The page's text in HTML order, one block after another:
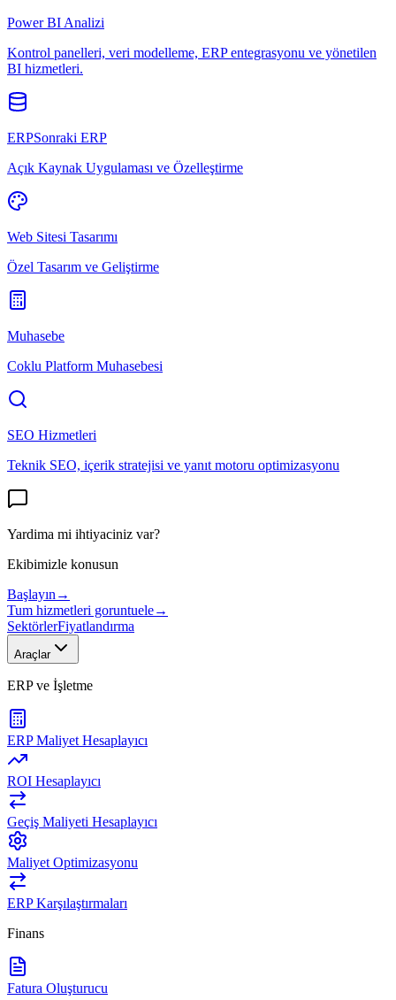
Power BI Analizi
Kontrol panelleri, veri modelleme, ERP entegrasyonu ve yönetilen
BI hizmetleri.
ERPSonraki ERP
Açık Kaynak Uygulaması ve Özelleştirme
Web Sitesi Tasarımı
Özel Tasarım ve Geliştirme
Muhasebe
Coklu Platform Muhasebesi
SEO Hizmetleri
Teknik SEO, içerik stratejisi ve yanıt motoru optimizasyonu
Yardima mi ihtiyaciniz var?
Ekibimizle konusun
Başlayın →
Tum hizmetleri goruntuele→
SektörlerFiyatlandırma
Araçlar
ERP ve İşletme
ERP Maliyet Hesaplayıcı
ROI Hesaplayıcı
Geçiş Maliyeti Hesaplayıcı
Maliyet Optimizasyonu
ERP Karşılaştırmaları
Finans
Fatura Oluşturucu